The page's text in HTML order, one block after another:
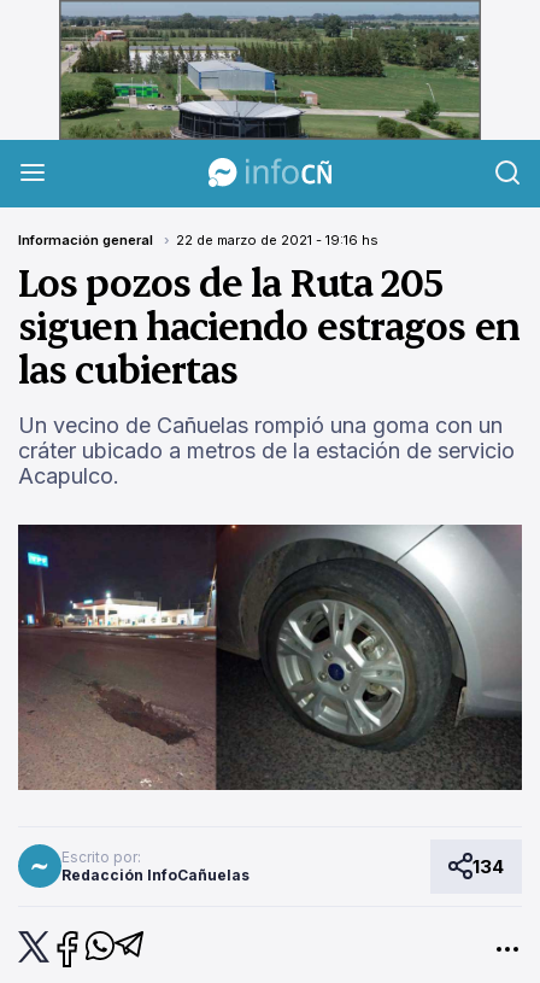
InfoCañuelas
Información general 22 de marzo de 2021 - 19:16 hs
Los pozos de la Ruta 205
siguen haciendo estragos en
las cubiertas
Un vecino de Cañuelas rompió una goma con un
cráter ubicado a metros de la estación de servicio
Acapulco.
Escrito por:
Redacción InfoCañuelas
134